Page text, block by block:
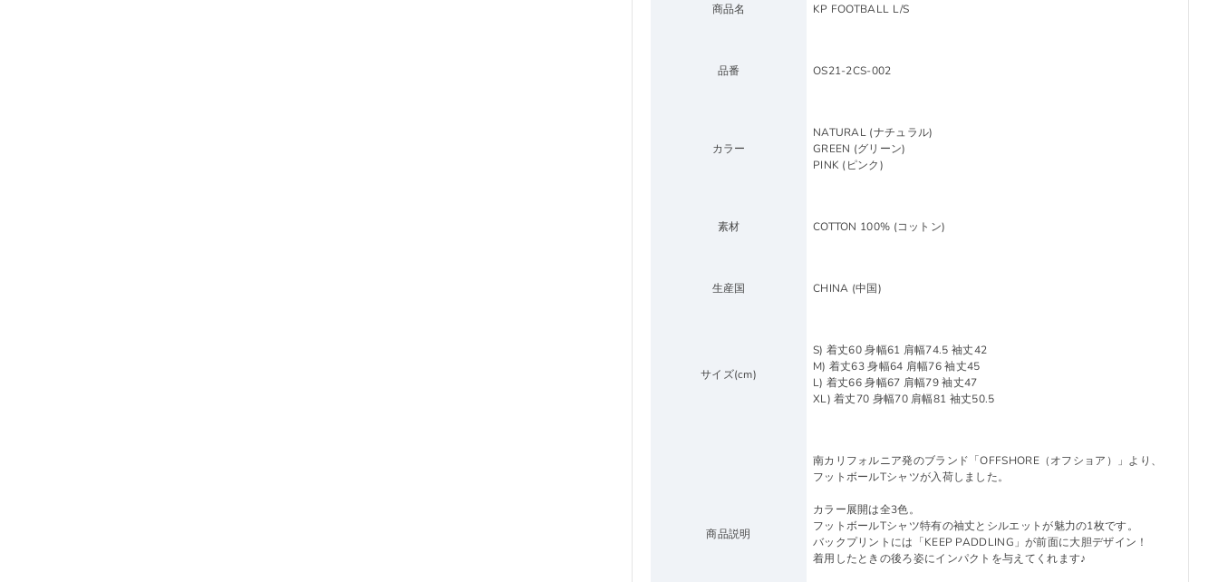
商品名 KP FOOTBALL L/S
品番 OS21-2CS-002
カラー
NATURAL (ナチュラル)
GREEN (グリーン)
PINK (ピンク)
素材 COTTON 100% (コットン)
生産国 CHINA (中国)
サイズ(cm)
S) 着丈60 身幅61 肩幅74.5 袖丈42
M) 着丈63 身幅64 肩幅76 袖丈45
L) 着丈66 身幅67 肩幅79 袖丈47
XL) 着丈70 身幅70 肩幅81 袖丈50.5
商品説明
南カリフォルニア発のブランド「OFFSHORE（オフショア）」より、
フットボールTシャツが入荷しました。
カラー展開は全3色。
フットボールTシャツ特有の袖丈とシルエットが魅力の1枚です。
バックプリントには「KEEP PADDLING」が前面に大胆デザイン！
着用したときの後ろ姿にインパクトを与えてくれます♪